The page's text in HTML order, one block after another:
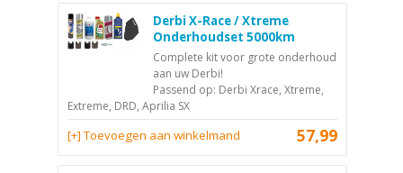
Derbi X-Race / Xtreme
Onderhoudset 5000km
Complete kit voor grote onderhoud
aan uw Derbi!
Passend op: Derbi Xrace, Xtreme,
Extreme, DRD, Aprilia SX
57,99
[+] Toevoegen aan winkelmand